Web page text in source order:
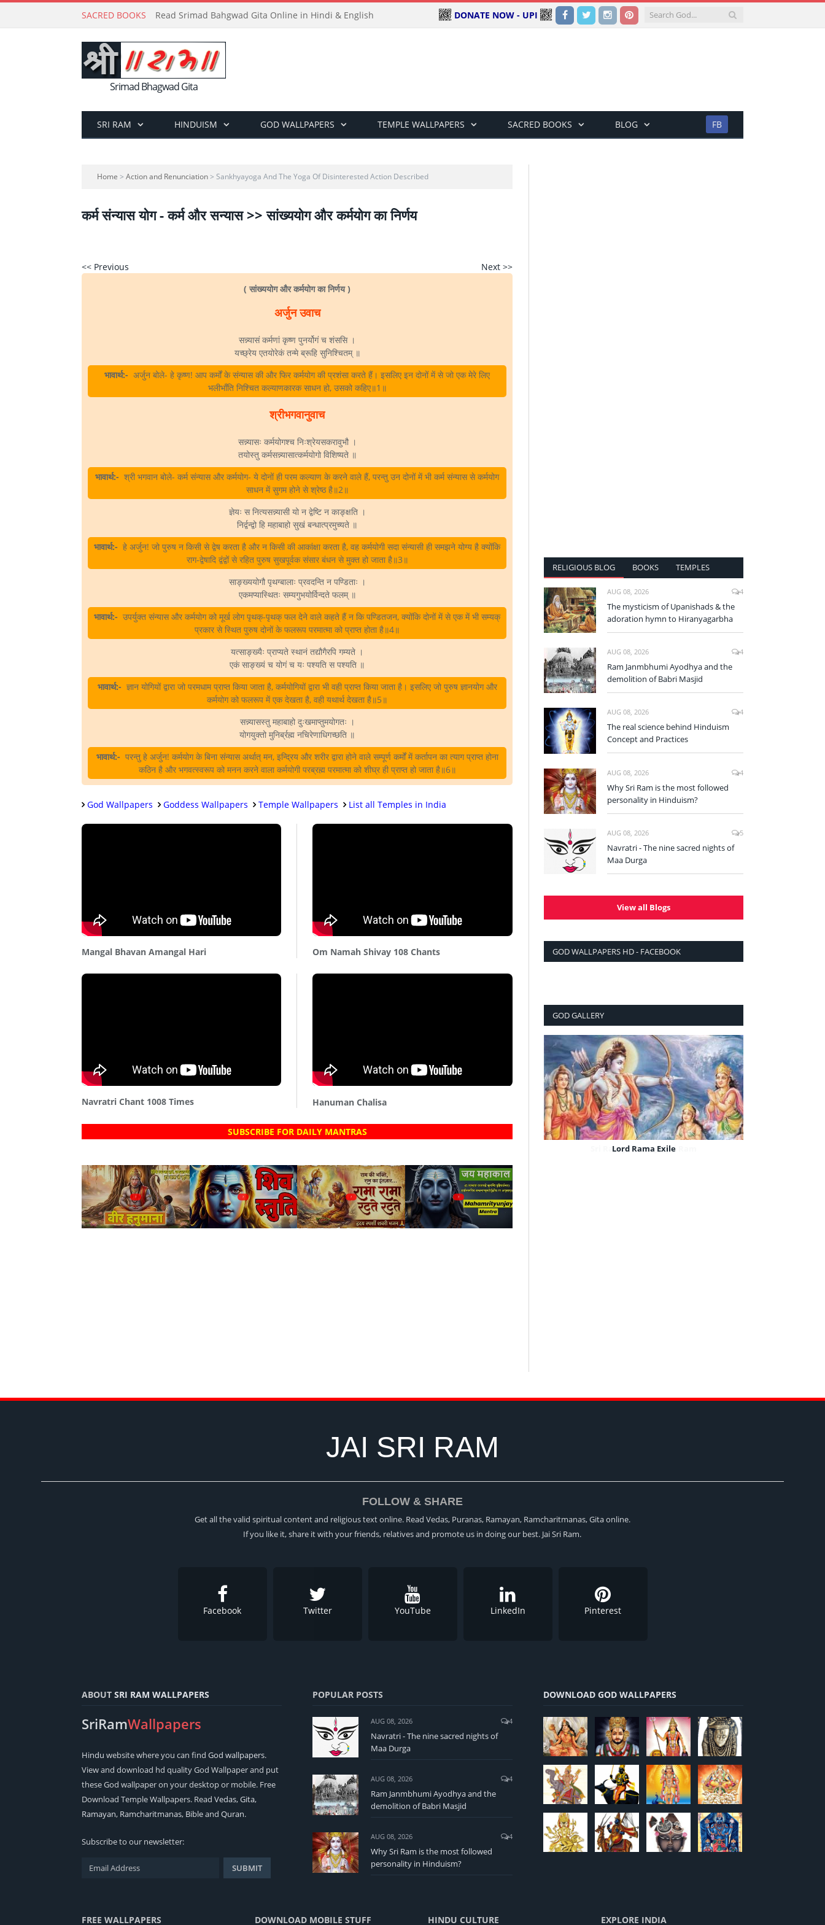
SACRED BOOKS Read Srimad Bahgwad Gita Online in Hindi & English Facebook
TwitterInstagramPinterest
DONATE NOW - UPI
Srimad Bhagwad Gita
SRI RAM HINDUISM GOD WALLPAPERS TEMPLE WALLPAPERS SACRED BOOKS BLOG FB
Home > Action and Renunciation> Sankhyayoga And The Yoga Of Disinterested Action Described
कर्म संन्यास योग - कर्म और सन्यास >> सांख्ययोग और कर्मयोग का निर्णय
<< Previous
Next >>
( सांख्ययोग और कर्मयोग का निर्णय )
अर्जुन उवाच
सन्न्यासं कर्मणां कृष्ण पुनर्योगं च शंससि ।
यच्छ्रेय एतयोरेकं तन्मे ब्रूहि सुनिश्चितम्‌ ॥
भावार्थ:- अर्जुन बोले- हे कृष्ण! आप कर्मों के संन्यास की और फिर कर्मयोग की प्रशंसा करते हैं। इसलिए इन दोनों में से जो एक मेरे लिए
भलीभाँति निश्चित कल्याणकारक साधन हो, उसको कहिए॥1॥
श्रीभगवानुवाच
सन्न्यासः कर्मयोगश्च निःश्रेयसकरावुभौ ।
तयोस्तु कर्मसन्न्यासात्कर्मयोगो विशिष्यते ॥
भावार्थ:- श्री भगवान बोले- कर्म संन्यास और कर्मयोग- ये दोनों ही परम कल्याण के करने वाले हैं, परन्तु उन दोनों में भी कर्म संन्यास से कर्मयोग
साधन में सुगम होने से श्रेष्ठ है॥2॥
ज्ञेयः स नित्यसन्न्यासी यो न द्वेष्टि न काङ्‍क्षति ।
निर्द्वन्द्वो हि महाबाहो सुखं बन्धात्प्रमुच्यते ॥
भावार्थ:- हे अर्जुन! जो पुरुष न किसी से द्वेष करता है और न किसी की आकांक्षा करता है, वह कर्मयोगी सदा संन्यासी ही समझने योग्य है क्योंकि
राग-द्वेषादि द्वंद्वों से रहित पुरुष सुखपूर्वक संसार बंधन से मुक्त हो जाता है॥3॥
साङ्‍ख्ययोगौ पृथग्बालाः प्रवदन्ति न पण्डिताः ।
एकमप्यास्थितः सम्यगुभयोर्विन्दते फलम्‌ ॥
भावार्थ:- उपर्युक्त संन्यास और कर्मयोग को मूर्ख लोग पृथक्‌-पृथक् फल देने वाले कहते हैं न कि पण्डितजन, क्योंकि दोनों में से एक में भी सम्यक्‌
प्रकार से स्थित पुरुष दोनों के फलरूप परमात्मा को प्राप्त होता है॥4॥
यत्साङ्‍ख्यैः प्राप्यते स्थानं तद्यौगैरपि गम्यते ।
एकं साङ्‍ख्यं च योगं च यः पश्यति स पश्यति ॥
भावार्थ:- ज्ञान योगियों द्वारा जो परमधाम प्राप्त किया जाता है, कर्मयोगियों द्वारा भी वही प्राप्त किया जाता है। इसलिए जो पुरुष ज्ञानयोग और
कर्मयोग को फलरूप में एक देखता है, वही यथार्थ देखता है॥5॥
सन्न्यासस्तु महाबाहो दुःखमाप्तुमयोगतः ।
योगयुक्तो मुनिर्ब्रह्म नचिरेणाधिगच्छति ॥
भावार्थ:- परन्तु हे अर्जुन! कर्मयोग के बिना संन्यास अर्थात्‌ मन, इन्द्रिय और शरीर द्वारा होने वाले सम्पूर्ण कर्मों में कर्तापन का त्याग प्राप्त होना
कठिन है और भगवत्स्वरूप को मनन करने वाला कर्मयोगी परब्रह्म परमात्मा को शीघ्र ही प्राप्त हो जाता है॥6॥
God Wallpapers Goddess Wallpapers Temple Wallpapers List all Temples in India
Mangal Bhavan Amangal Hari Om Namah Shivay 108 Chants
Navratri Chant 1008 Times Hanuman Chalisa
SUBSCRIBE FOR DAILY MANTRAS
? ? ? ?
RELIGIOUS BLOG BOOKS TEMPLES
AUG 08, 2026 4
The mysticism of Upanishads & the
adoration hymn to Hiranyagarbha
AUG 08, 2026 4
Ram Janmbhumi Ayodhya and the
demolition of Babri Masjid
AUG 08, 2026 4
The real science behind Hinduism
Concept and Practices
AUG 08, 2026 4
Why Sri Ram is the most followed
personality in Hinduism?
AUG 08, 2026 5
Navratri - The nine sacred nights of
Maa Durga
View all Blogs
GOD WALLPAPERS HD - FACEBOOK
GOD GALLERY
Sri Ram Jai Ram Jai Jai Ram
Lord Rama Exile
JAI SRI RAM
FOLLOW & SHARE
Get all the valid spiritual content and religious text online. Read Vedas, Puranas, Ramayan, Ramcharitmanas, Gita online.
If you like it, share it with your friends, relatives and promote us in doing our best. Jai Sri Ram.
Facebook Twitter YouTube LinkedIn Pinterest
ABOUT SRI RAM WALLPAPERS
SriRamWallpapers
Hindu website where you can find God wallpapers.
View and download hd quality God Wallpaper and put
these God wallpaper on your desktop or mobile. Free
Download Temple Wallpapers. Read Vedas,Gita,
Ramayan, Ramcharitmanas, Bibleand Quran.
Subscribe to our newsletter:
POPULAR POSTS
AUG 08, 2026 4
Navratri - The nine sacred nights of
Maa Durga
AUG 08, 2026 4
Ram Janmbhumi Ayodhya and the
demolition of Babri Masjid
AUG 08, 2026 4
Why Sri Ram is the most followed
personality in Hinduism?
DOWNLOAD GOD WALLPAPERS
FREE WALLPAPERS DOWNLOAD MOBILE STUFF HINDU CULTURE EXPLORE INDIA